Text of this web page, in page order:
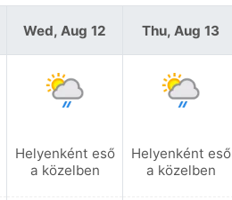
Wed, Aug 12
Helyenként eső
a közelben
Thu, Aug 13
Helyenként eső
a közelben